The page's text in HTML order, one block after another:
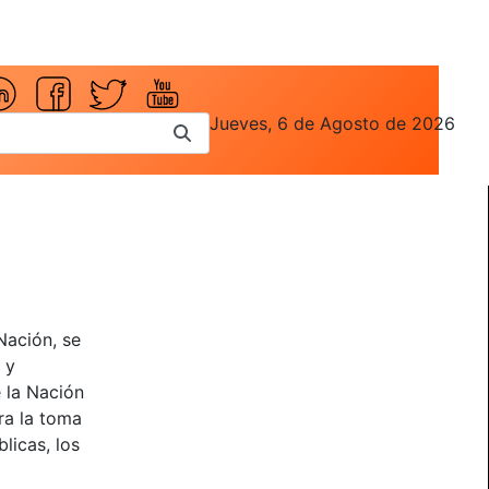
Jueves, 6 de Agosto de 2026
se
y
la Nación
la toma
los